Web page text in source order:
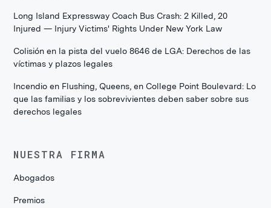
Long Island Expressway Coach Bus Crash: 2 Killed, 20
Injured — Injury Victims' Rights Under New York Law
Colisión en la pista del vuelo 8646 de LGA: Derechos de las
víctimas y plazos legales
Incendio en Flushing, Queens, en College Point Boulevard: Lo
que las familias y los sobrevivientes deben saber sobre sus
derechos legales
NUESTRA FIRMA
Abogados
Premios